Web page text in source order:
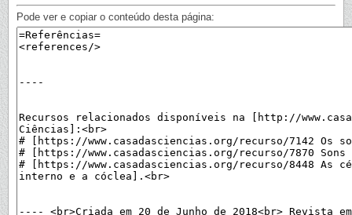
Pode ver e copiar o conteúdo desta página: